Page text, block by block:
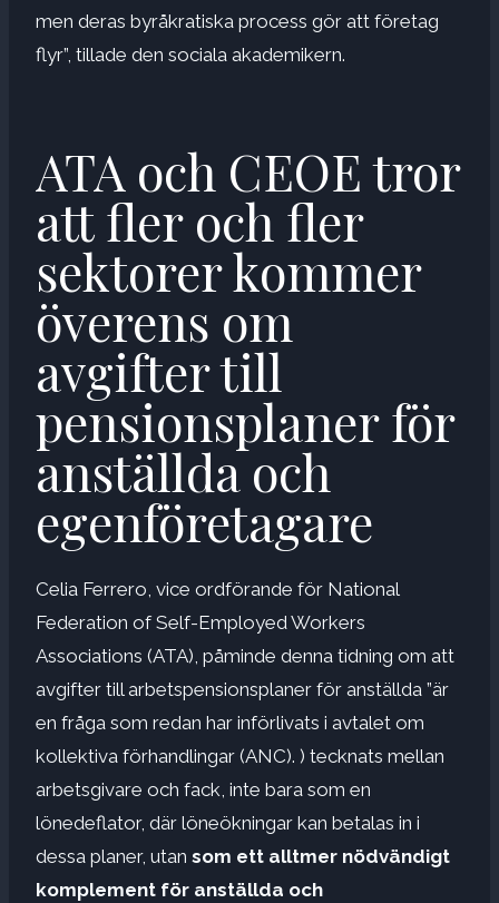
men deras byråkratiska process gör att företag
flyr”, tillade den sociala akademikern.
ATA och CEOE tror
att fler och fler
sektorer kommer
överens om
avgifter till
pensionsplaner för
anställda och
egenföretagare
Celia Ferrero, vice ordförande för National
Federation of Self-Employed Workers
Associations (ATA), påminde denna tidning om att
avgifter till arbetspensionsplaner för anställda ”är
en fråga som redan har införlivats i avtalet om
kollektiva förhandlingar (ANC). ) tecknats mellan
arbetsgivare och fack, inte bara som en
lönedeflator, där löneökningar kan betalas in i
dessa planer, utan som ett alltmer nödvändigt
komplement för anställda och